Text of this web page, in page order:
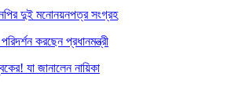
দুই মনোনয়নপত্র সংগ্রহ
করছেন প্রধানমন্ত্রী
যা জানালেন নায়িকা